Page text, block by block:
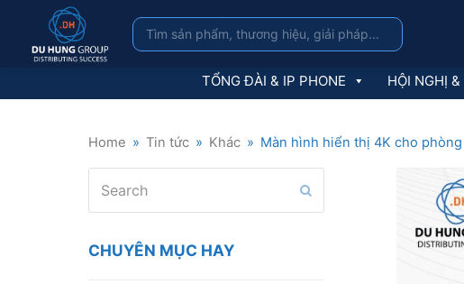
TỔNG ĐÀI & IP PHONE HỘI NGHỊ &
Home » Tin tức » Khác » Màn hình hiển thị 4K cho
CHUYÊN MỤC HAY